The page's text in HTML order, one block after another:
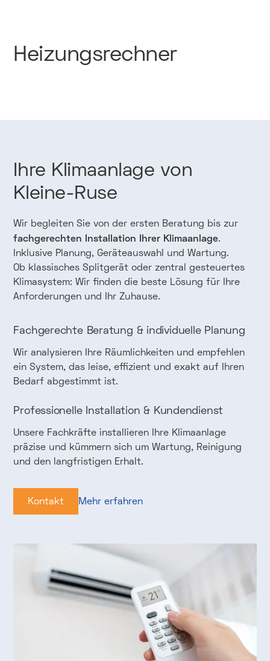
Heizungsrechner
Ihre Klimaanlage von
Kleine-Ruse
Wir begleiten Sie von der ersten Beratung bis zur
fachgerechten Installation Ihrer Klimaanlage.
Inklusive Planung, Geräteauswahl und Wartung.
Ob klassisches Splitgerät oder zentral gesteuertes
Klimasystem: Wir finden die beste Lösung für Ihre
Anforderungen und Ihr Zuhause.
Fachgerechte Beratung & individuelle Planung
Wir analysieren Ihre Räumlichkeiten und empfehlen
ein System, das leise, effizient und exakt auf Ihren
Bedarf abgestimmt ist.
Professionelle Installation & Kundendienst
Unsere Fachkräfte installieren Ihre Klimaanlage
präzise und kümmern sich um Wartung, Reinigung
und den langfristigen Erhalt.
Kontakt
Kontakt
Mehr erfahren